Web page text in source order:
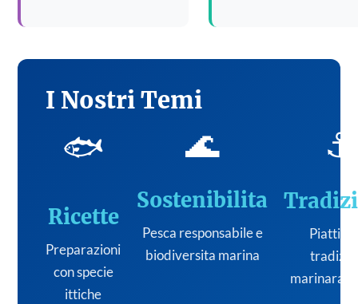
I Nostri Temi
🐟
Ricette
Preparazioni
con specie
ittiche
🌊
Sostenibilita
Pesca responsabile e
biodiversita marina
⚓
Piatti
marinara